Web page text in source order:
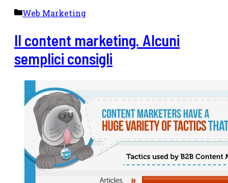
Categorie
Web Marketing
Il content marketing. Alcuni
semplici consigli